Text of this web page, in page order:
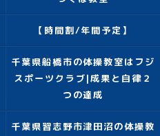
【時間割/年間予定】
千葉県船橋市の体操教室はフジ
スポーツクラブ|成果と自律２
つの達成
千葉県習志野市津田沼の体操教